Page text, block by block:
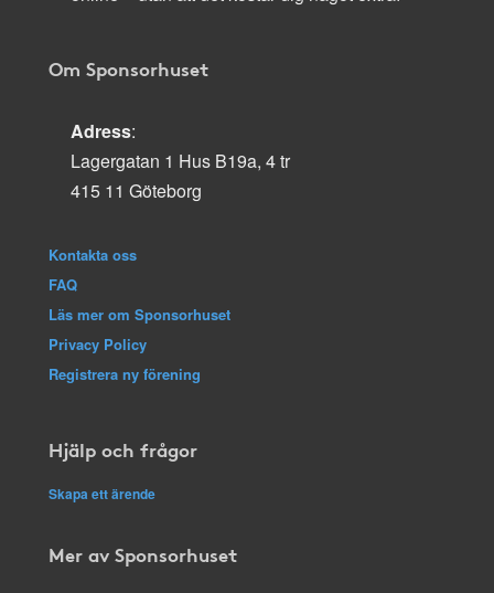
Om Sponsorhuset
Adress:
Lagergatan 1 Hus B19a, 4 tr
415 11 Göteborg
Kontakta oss
FAQ
Läs mer om Sponsorhuset
Privacy Policy
Registrera ny förening
Hjälp och frågor
Skapa ett ärende
Mer av Sponsorhuset